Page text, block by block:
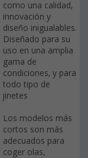
como una calidad,
innovación y
diseño inigualables.
Diseñado para su
uso en una amplia
gama de
condiciones, y para
todo tipo de
jinetes
Los modelos más
cortos son más
adecuados para
coger olas,